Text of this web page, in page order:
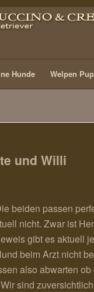
Hunde Welpen
und Willi
beiden passen
nicht. Zwar ist
gibt es aktuell
beim Arzt nicht
also abwarten
sind